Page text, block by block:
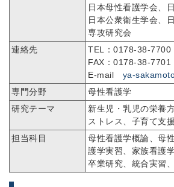
日本母性看護学会、
日本公衆衛生学会、
専攻研究会
連絡先
TEL：0178-38-7700
FAX：0178-38-7701
E-mail ya-
専門分野
母性看護学
研究テーマ
新生児・乳児の栄養
ストレス、子育て支援
担当科目
母性看護学概論、母
護学実習、家族看護
卒業研究、統合実習